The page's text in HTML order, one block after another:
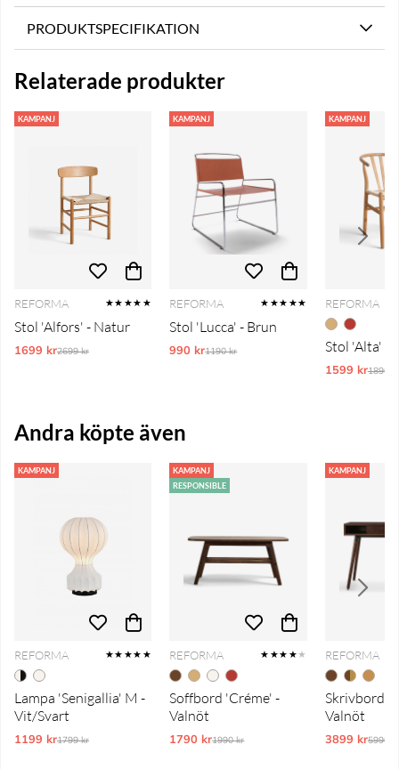
PRODUKTSPECIFIKATION
Relaterade produkter
KAMPANJ
REFORMA ★★★★★
Stol 'Alfors' - Natur
1699 krOrdinarie pris:
2699 kr
KAMPANJ
REFORMA ★★★★★
Stol 'Lucca' - Brun
990 krOrdinarie pris:
1190 kr
KAMPANJ
REFORMA
Stol 'Alta' -
1599 kr1890 kr
Andra köpte även
KAMPANJ
REFORMA ★★★★★
Lampa 'Senigallia' M -
Vit/Svart
1199 krOrdinarie pris:
1799 kr
KAMPANJ
RESPONSIBLE
REFORMA ★★★★★
Soffbord 'Créme' -
Valnöt
1790 krOrdinarie pris:
1990 kr
KAMPANJ
REFORMA
Skrivbord
Valnöt
3899 kr5990 kr